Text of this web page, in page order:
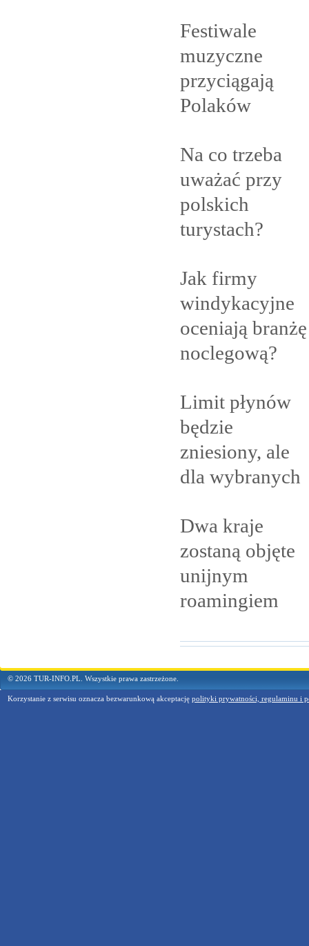
Festiwale
muzyczne
przyciągają
Polaków
Na co trzeba
uważać przy
polskich
turystach?
Jak firmy
windykacyjne
oceniają branżę
noclegową?
Limit płynów
będzie
zniesiony, ale
dla wybranych
Dwa kraje
zostaną objęte
unijnym
roamingiem
© 2026 TUR-INFO.PL. Wszystkie prawa zastrzeżone.
Korzystanie z serwisu oznacza bezwarunkową akceptację polityki prywatności, regulaminu i